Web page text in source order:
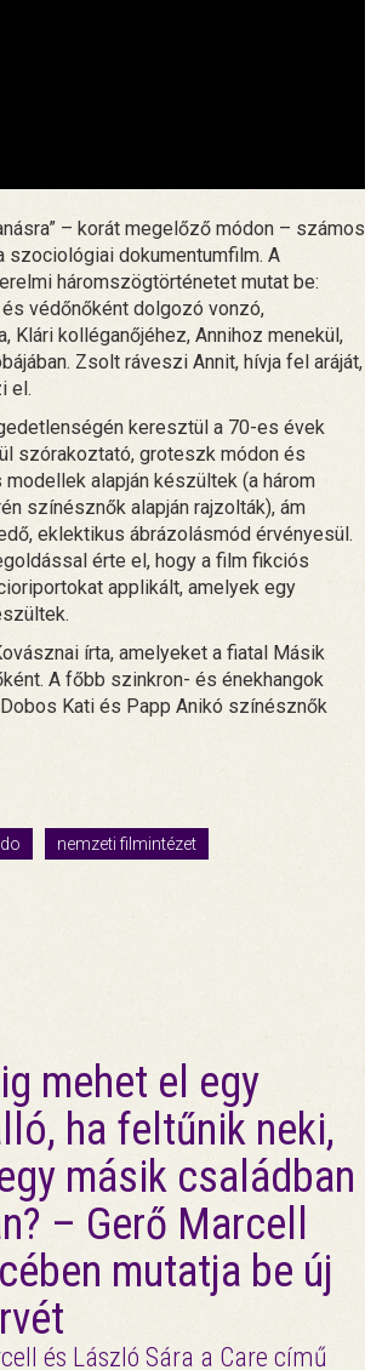
– korát megelőző módon – számos
szociológiai dokumentumfilm. A
háromszögtörténetet mutat be:
védőnőként dolgozó vonzó,
kolléganőjéhez, Annihoz menekül,
Zsolt ráveszi Annit, hívja fel aráját,
el.
keresztül a 70-es évek
szórakoztató, groteszk módon és
alapján készültek (a három
színésznők alapján rajzolták), ám
eklektikus ábrázolásmód érvényesül.
érte el, hogy a film fikciós
applikált, amelyek egy
írta, amelyeket a fiatal Másik
A főbb szinkron- és énekhangok
Kati és Papp Anikó színésznők
nemzeti filmintézet
mehet el egy
ha feltűnik neki,
másik családban
– Gerő Marcell
mutatja be új
és László Sára a Care című